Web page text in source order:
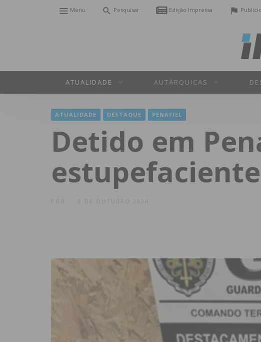
Menu Pesquisar Edição Impressa
ATUALIDADE AUTÁRQUICAS
ATUALIDADE DESTAQUE PENAFIEL
Detido em
8 DE OUTUBRO 2024